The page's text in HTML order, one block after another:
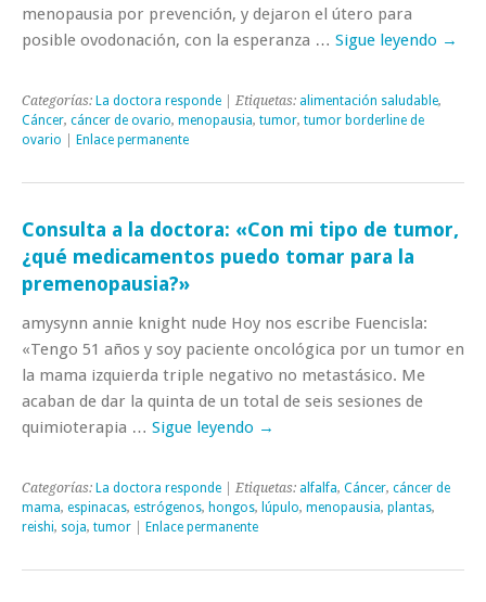
menopausia por prevención, y dejaron el útero para
posible ovodonación, con la esperanza … Sigue leyendo →
Categorías: La doctora responde | Etiquetas: alimentación saludable,
Cáncer, cáncer de ovario, menopausia, tumor, tumor borderline de
ovario
Enlace permanente
Consulta a la doctora: «Con mi tipo de tumor,
¿qué medicamentos puedo tomar para la
premenopausia?»
amysynn annie knight nude Hoy nos escribe Fuencisla:
«Tengo 51 años y soy paciente oncológica por un tumor en
la mama izquierda triple negativo no metastásico. Me
acaban de dar la quinta de un total de seis sesiones de
quimioterapia … Sigue leyendo →
Categorías: La doctora responde | Etiquetas: alfalfa, Cáncer, cáncer de
mama, espinacas, estrógenos, hongos, lúpulo, menopausia, plantas,
reishi, soja, tumor Enlace permanente